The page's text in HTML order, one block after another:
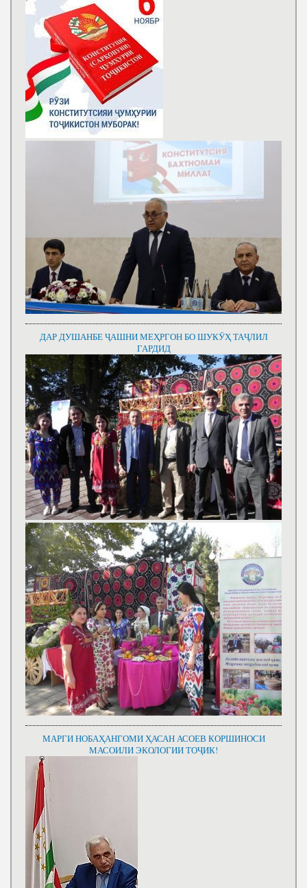
ДАР ДУШАНБЕ ҶАШНИ МЕҲРГОН БО ШУКӮҲ ТАҶЛИЛ
ГАРДИД
МАРГИ НОБАҲАНГОМИ ҲАСАН АСОЕВ КОРШИНОСИ
МАСОИЛИ ЭКОЛОГИИ ТОҶИК!